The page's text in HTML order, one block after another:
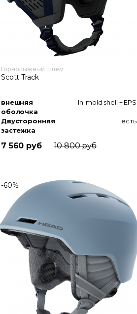
Горнолыжный шлем
Scott Track
внешняя
оболочка
In-mold shell + EPS
Двусторонняя
застежка
есть
7 560 руб 10 800 руб
-60%